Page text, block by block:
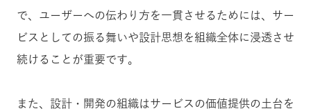
で、ユーザーへの伝わり方を一貫させるためには、サー
ビスとしての振る舞いや設計思想を組織全体に浸透させ
続けることが重要です。
また、設計・開発の組織はサービスの価値提供の土台を